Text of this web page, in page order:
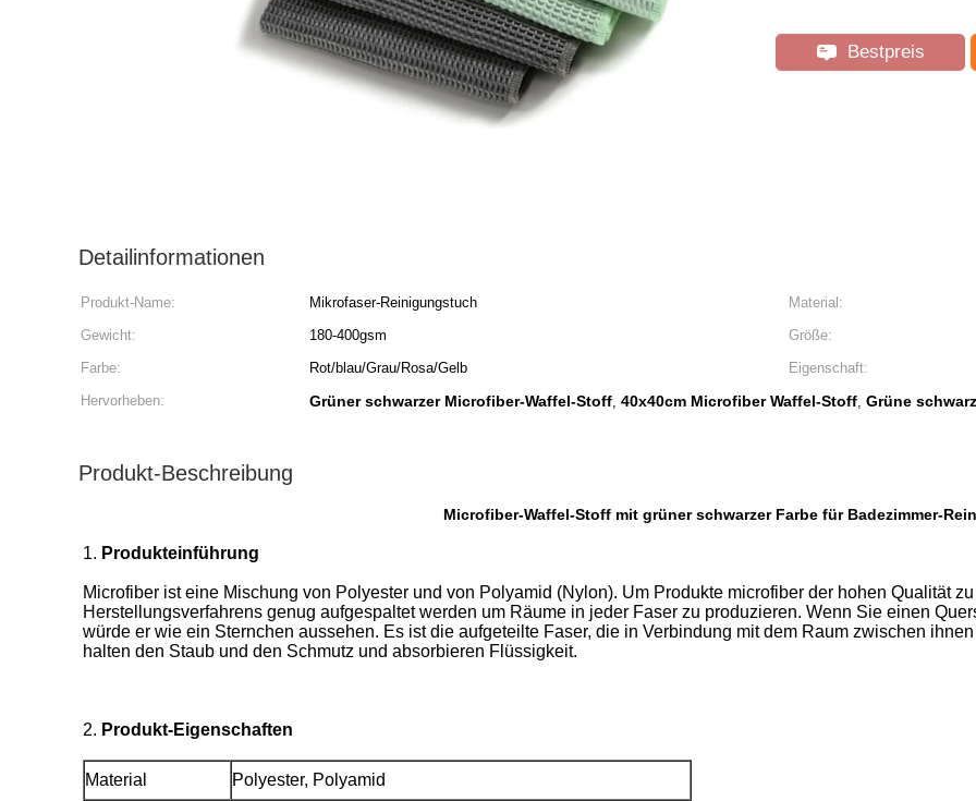
Bestpreis
Detailinformationen
Produkt-Name: Mikrofaser-Reinigungstuch
Material:
Gewicht:
180-400gsm
Größe:
Farbe:
Rot/blau/Grau/Rosa/Gelb
Eigenschaft:
Hervorheben:
Grüner schwarzer Microfiber-Waffel-Stoff, 40x40cm Microfiber Waffel-Stoff, Grüne
Produkt-Beschreibung
Microfiber-Waffel-Stoff mit grüner schwarzer Farbe für Badezimmer-
1. Produkteinführung
Microfiber ist eine Mischung von Polyester und von Polyamid (Nylon). Um Produkte microfiber der hohen Qualität
Herstellungsverfahrens genug aufgespaltet werden um Räume in jeder Faser zu produzieren. Wenn Sie einen
würde er wie ein Sternchen aussehen. Es ist die aufgeteilte Faser, die in Verbindung mit dem Raum zwischen
halten den Staub und den Schmutz und absorbieren Flüssigkeit.
2. Produkt-Eigenschaften
Material Polyester, Polyamid